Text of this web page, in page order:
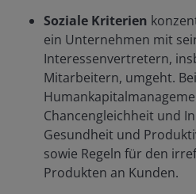
Soziale Kriterien
ein Unternehmen mit
Interessenvertretern,
Mitarbeitern, umgeht.
Chancengleichheit und
Gesundheit und
sowie Regeln für den
Produkten an Kunden.